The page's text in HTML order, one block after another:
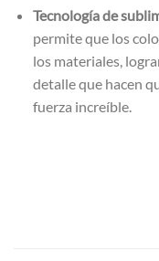
Tecnología de
permite que los
los materiales,
detalle que hacen
fuerza increíble.